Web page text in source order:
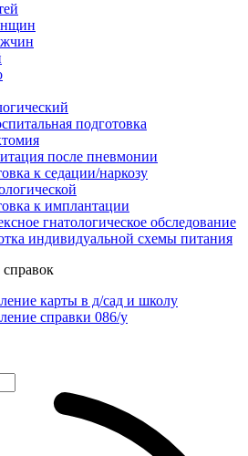
подготовка
после пневмонии
к седации/наркозу
к имплантации
гнатологическое обследование
индивидуальной схемы питания
карты в д/сад и школу
справки 086/у